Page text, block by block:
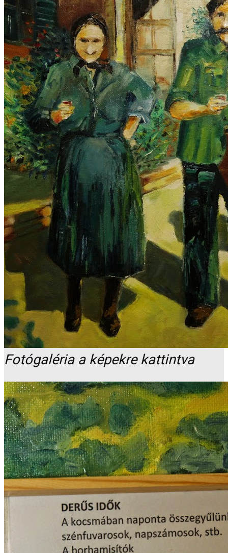
Fotógaléria a képekre kattintva